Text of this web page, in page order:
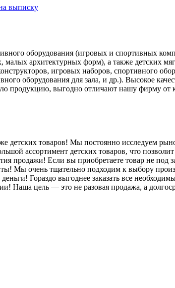
выписку
оборудования (игровых и спортивных
архитектурных форм), а также детских
игровых наборов, спортивного
оборудования для зала, и др.). Высокое
продукцию, выгодно отличают нашу фирму от
детских товаров! Мы постоянно исследуем
ассортимент детских товаров, что
продажи! Если вы приобретаете товар не под
Мы очень тщательно подходим к выбору
Гораздо выгоднее заказать все
Наша цель — это не разовая продажа, а